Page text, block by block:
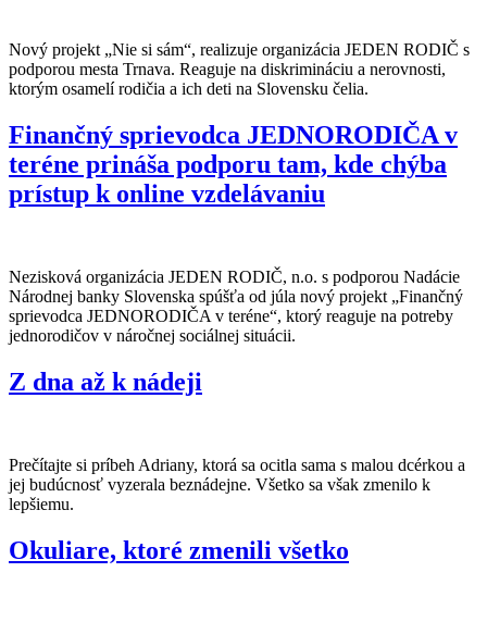
Nový projekt „Nie si sám“, realizuje organizácia JEDEN RODIČ s
podporou mesta Trnava. Reaguje na diskrimináciu a nerovnosti,
ktorým osamelí rodičia a ich deti na Slovensku čelia.
Finančný sprievodca JEDNORODIČA v
teréne prináša podporu tam, kde chýba
prístup k online vzdelávaniu
Nezisková organizácia JEDEN RODIČ, n.o. s podporou Nadácie
Národnej banky Slovenska spúšťa od júla nový projekt „Finančný
sprievodca JEDNORODIČA v teréne“, ktorý reaguje na potreby
jednorodičov v náročnej sociálnej situácii.
Z dna až k nádeji
Prečítajte si príbeh Adriany, ktorá sa ocitla sama s malou dcérkou a
jej budúcnosť vyzerala beznádejne. Všetko sa však zmenilo k
lepšiemu.
Okuliare, ktoré zmenili všetko